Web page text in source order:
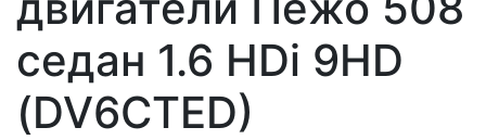
седан 1.6 HDi 9HD
(DV6CTED)